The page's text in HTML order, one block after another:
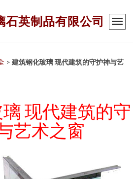
石英制品有限公司
> 建筑钢化玻璃 现代建筑的守护神与艺
现代建筑的守
艺术之窗